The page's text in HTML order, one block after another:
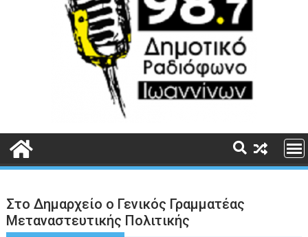
Στο Δημαρχείο ο Γενικός Γραμματέας
Μεταναστευτικής Πολιτικής